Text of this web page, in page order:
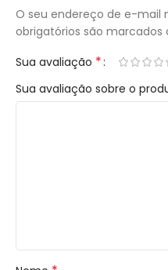
O seu endereço de e-mail
obrigatórios são marcados
Sua avaliação *
Sua avaliação sobre o